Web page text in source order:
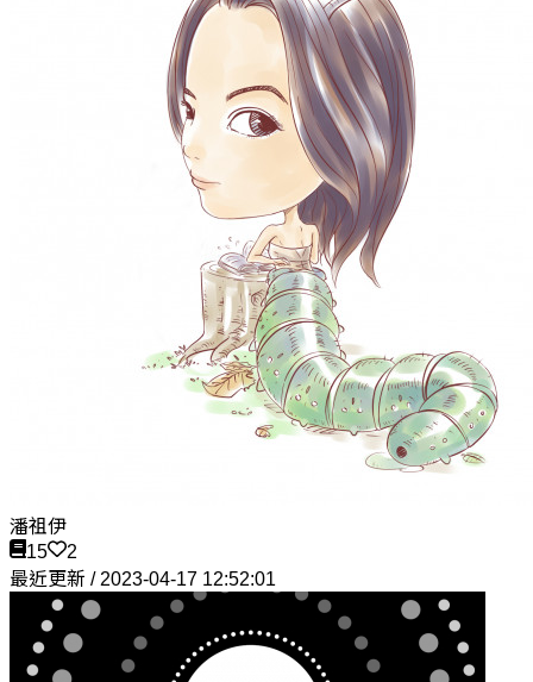
潘祖伊
15
2
最近更新 / 2023-04-17 12:52:01